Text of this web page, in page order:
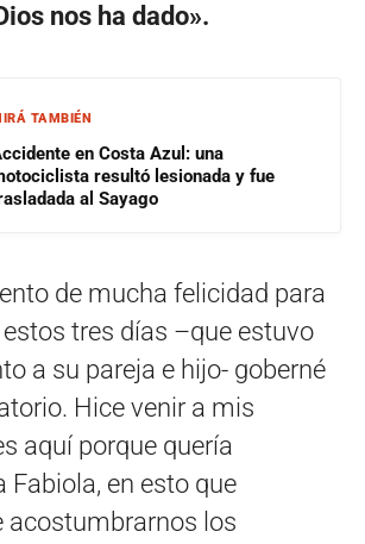
nos ha dado».
TAMBIÉN
en Costa Azul: una
resultó lesionada y fue
al Sayago
de mucha felicidad para
tres días –que estuvo
a su pareja e hijo- goberné
Hice venir a mis
aquí porque quería
Fabiola, en esto que
acostumbrarnos los